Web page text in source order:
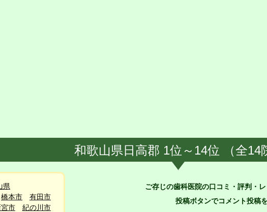
和歌山県日高郡 1位～14位 （全14
県
橋本市
有田市
宮市
紀の川市
ご存じの歯科医院の口コミ・評判・
投稿ボタンでコメント投稿